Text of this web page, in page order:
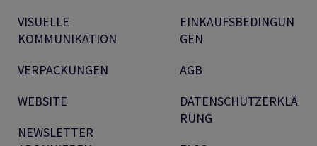
VISUELLE
KOMMUNIKATION
VERPACKUNGEN
WEBSITE
NEWSLETTER
EINKAUFSBEDINGUN
GEN
AGB
DATENSCHUTZERKLÄ
RUNG